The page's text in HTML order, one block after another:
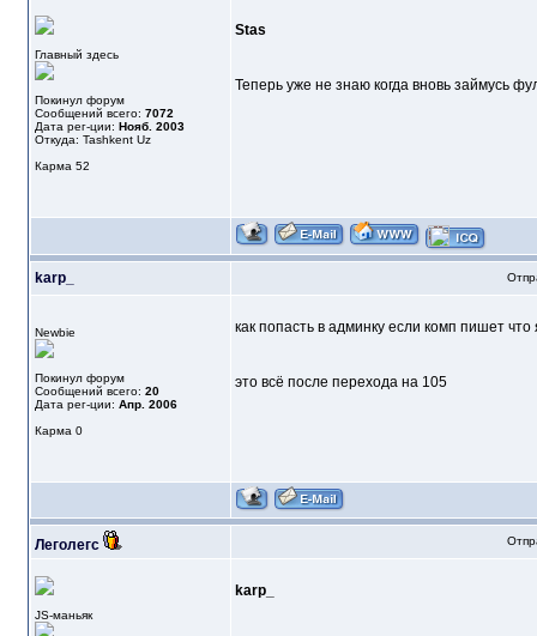
Главный здесь
Покинул форум
Сообщений всего: 7072
Дата рег-ции: Нояб. 2003
Откуда: Tashkent Uz
Карма 52
Stas
Теперь уже не знаю когда вновь займусь
karp_
Newbie
Покинул форум
Сообщений всего: 20
Дата рег-ции: Апр. 2006
Карма 0
как попасть в админку если комп пишет что
это всё после перехода на 105
Леголегс
JS-маньяк
karp_